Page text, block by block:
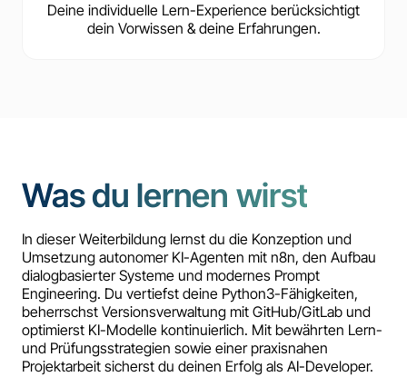
Deine individuelle Lern-Experience berücksichtigt
dein Vorwissen & deine Erfahrungen.
Was du lernen wirst
In dieser Weiterbildung lernst du die Konzeption und
Umsetzung autonomer KI-Agenten mit n8n, den Aufbau
dialogbasierter Systeme und modernes Prompt
Engineering. Du vertiefst deine Python3-Fähigkeiten,
beherrschst Versionsverwaltung mit GitHub/GitLab und
optimierst KI-Modelle kontinuierlich. Mit bewährten Lern-
und Prüfungsstrategien sowie einer praxisnahen
Projektarbeit sicherst du deinen Erfolg als AI-Developer.